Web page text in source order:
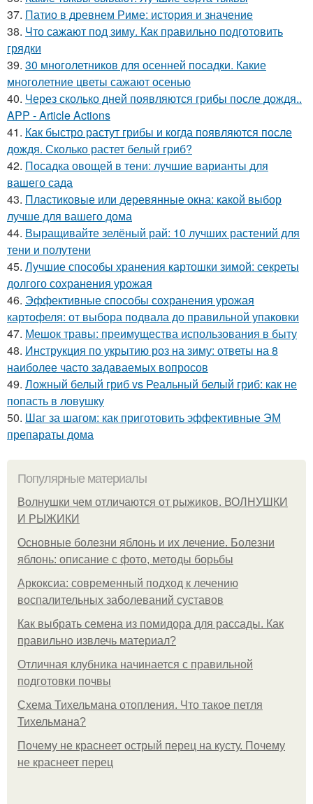
37. Патио в древнем Риме: история и значение
38. Что сажают под зиму. Как правильно подготовить
грядки
39. 30 многолетников для осенней посадки. Какие
многолетние цветы сажают осенью
40. Через сколько дней появляются грибы после дождя..
APP - Article Actions
41. Как быстро растут грибы и когда появляются после
дождя. Сколько растет белый гриб?
42. Посадка овощей в тени: лучшие варианты для
вашего сада
43. Пластиковые или деревянные окна: какой выбор
лучше для вашего дома
44. Выращивайте зелёный рай: 10 лучших растений для
тени и полутени
45. Лучшие способы хранения картошки зимой: секреты
долгого сохранения урожая
46. Эффективные способы сохранения урожая
картофеля: от выбора подвала до правильной упаковки
47. Мешок травы: преимущества использования в быту
48. Инструкция по укрытию роз на зиму: ответы на 8
наиболее часто задаваемых вопросов
49. Ложный белый гриб vs Реальный белый гриб: как не
попасть в ловушку
50. Шаг за шагом: как приготовить эффективные ЭМ
препараты дома
Популярные материалы
Волнушки чем отличаются от рыжиков. ВОЛНУШКИ
И РЫЖИКИ
Основные болезни яблонь и их лечение. Болезни
яблонь: описание с фото, методы борьбы
Аркоксиа: современный подход к лечению
воспалительных заболеваний суставов
Как выбрать семена из помидора для рассады. Как
правильно извлечь материал?
Отличная клубника начинается с правильной
подготовки почвы
Схема Тихельмана отопления. Что такое петля
Тихельмана?
Почему не краснеет острый перец на кусту. Почему
не краснеет перец